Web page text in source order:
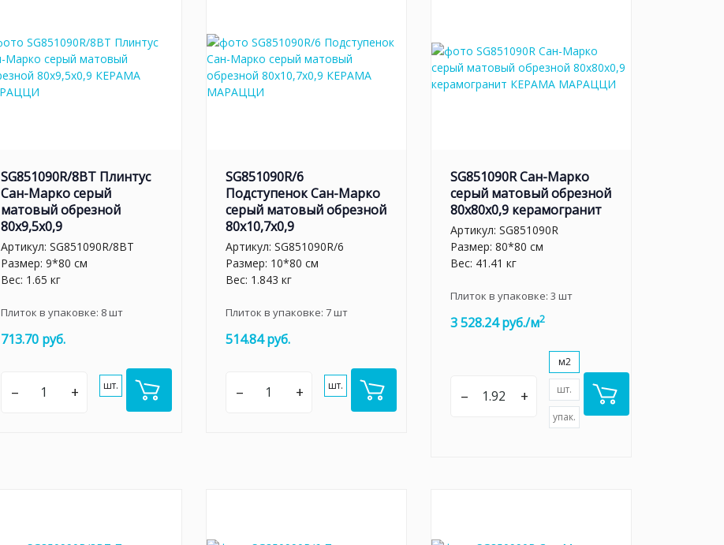
SG851090R/8BT Плинтус
Сан-Марко серый
матовый обрезной
80x9,5x0,9
Артикул: SG851090R/8BT
Размер: 9*80 см
Вес: 1.65 кг
Плиток в упаковке: 8шт
713.70 руб.
– + шт.
SG851090R/6
Подступенок Сан-Марко
серый матовый обрезной
80x10,7x0,9
Артикул: SG851090R/6
Размер: 10*80 см
Вес: 1.843 кг
Плиток в упаковке: 7шт
514.84 руб.
– + шт.
SG851090R Сан-Марко
серый матовый обрезной
80x80x0,9 керамогранит
Артикул: SG851090R
Размер: 80*80 см
Вес: 41.41 кг
Плиток в упаковке: 3 шт
3 528.24 руб./м2
– +
м2
шт.
упак.